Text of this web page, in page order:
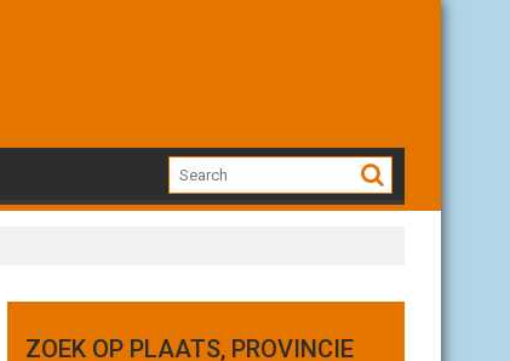
ZOEK OP PLAATS, PROVINCIE